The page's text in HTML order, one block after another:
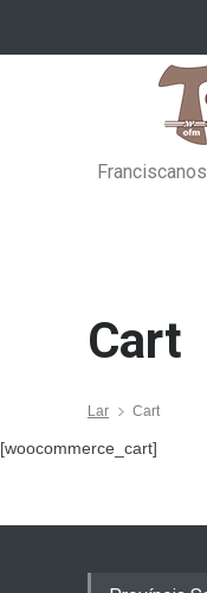
Cart
Lar Cart
[woocommerce_cart]